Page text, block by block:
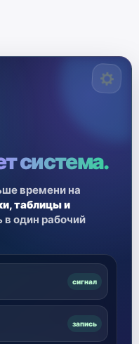
система.
времени на
таблицы и
один рабочий
сигнал
запись